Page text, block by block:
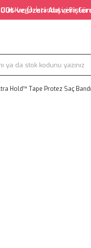
Gün Kargo-İstanbul içi Bir
Üzeri Alışverişlerde